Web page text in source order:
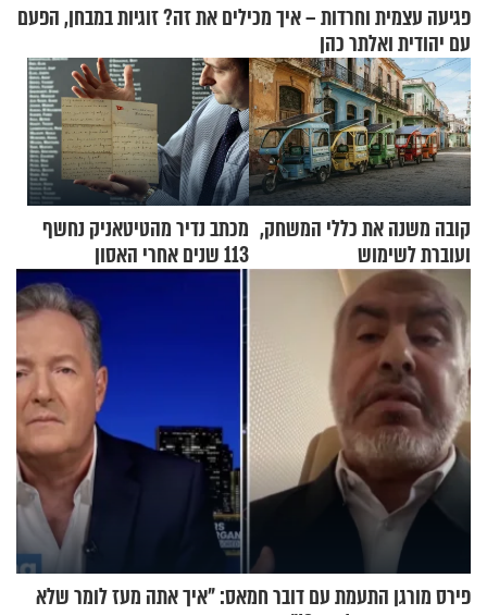
פגיעה עצמית וחרדות – איך מכילים את זה? זוגיות במבחן, הפעם
עם יהודית ואלתר כהן
קובה משנה את כללי המשחק,
ועוברת לשימוש
בתלת־אופנועים סולאריים
מכתב נדיר מהטיטאניק נחשף
113 שנים אחרי האסון
פירס מורגן התעמת עם דובר חמאס: "איך אתה מעז לומר שלא